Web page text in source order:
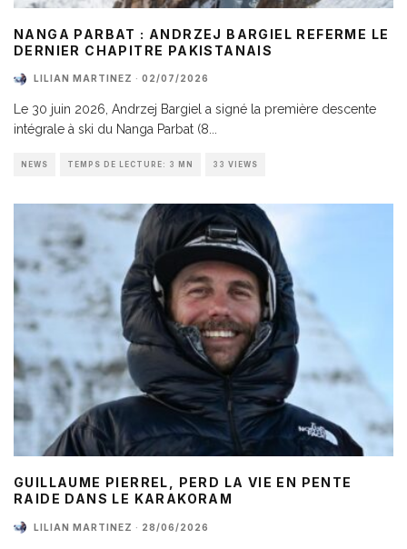
NANGA PARBAT : ANDRZEJ BARGIEL REFERME LE
DERNIER CHAPITRE PAKISTANAIS
LILIAN MARTINEZ · 02/07/2026
Le 30 juin 2026, Andrzej Bargiel a signé la première descente
intégrale à ski du Nanga Parbat (8
NEWS TEMPS DE LECTURE: 3 MN 33 VIEWS
GUILLAUME PIERREL, PERD LA VIE EN PENTE
RAIDE DANS LE KARAKORAM
LILIAN MARTINEZ · 28/06/2026